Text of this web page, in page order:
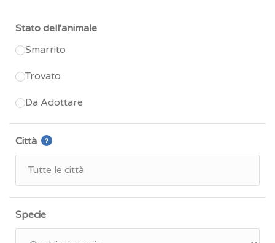
Stato dell'animale
Smarrito
Trovato
Da Adottare
Città
Specie